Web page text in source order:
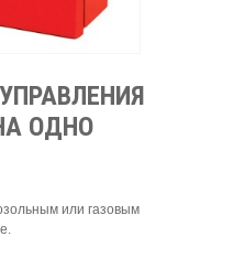
ОДНО
или газовым